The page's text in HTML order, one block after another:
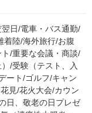
日/電車・バス通勤/
着陸/海外旅行/お腹
/重要な会議・商談/
/受験（テスト、入
ート/ゴルフ/キャン
見/花火大会/カウン
日、敬老の日プレゼ